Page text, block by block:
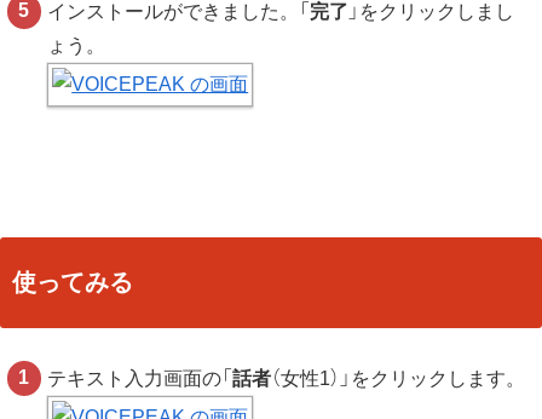
インストールができました。「 完了 」をクリックしまし
ょう。
使ってみる
テキスト入力画面の「話者（女性1）」をクリックします。